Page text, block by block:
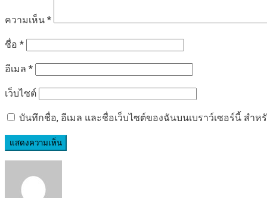
ความเห็น *
ชื่อ *
อีเมล *
เว็บไซต์
บันทึกชื่อ, อีเมล และชื่อเว็บไซต์ของฉันบนเบราว์เซอร์นี้ สำห